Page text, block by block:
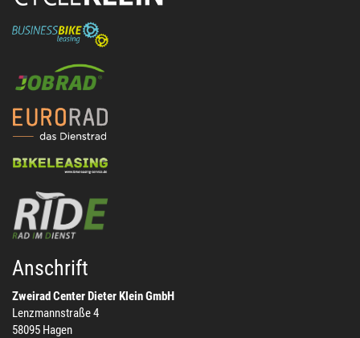
Anschrift
Zweirad Center Dieter Klein GmbH
Lenzmannstraße 4
58095 Hagen